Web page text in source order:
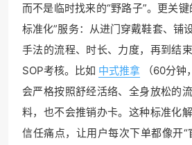
而不是临时找来的“野路子”。更关
标准化”服务：从进门穿戴鞋套、铺
手法的流程、时长、力度，再到结
SOP考核。比如 中式推拿
（60分
会严格按照舒经活络、全身放松的
料，也不会推销办卡。这种标准化
信任痛点，让用户每次下单都像开